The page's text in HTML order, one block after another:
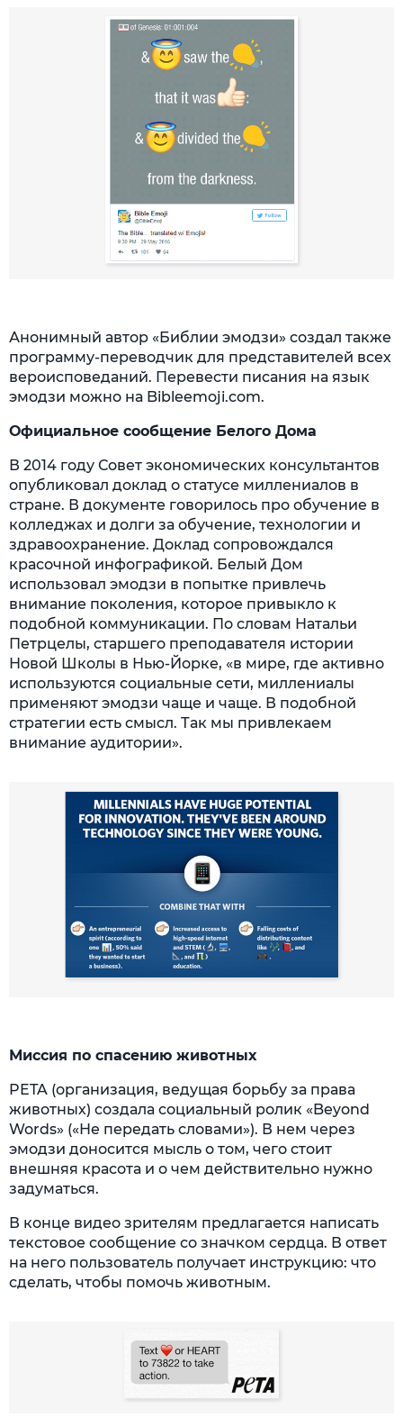
Анонимный автор «Библии эмодзи» создал также
программу-переводчик для представителей всех
вероисповеданий. Перевести писания на язык
эмодзи можно на Bibleemoji.com.
Официальное сообщение Белого Дома
В 2014 году Совет экономических консультантов
опубликовал доклад о статусе миллениалов в
стране. В документе говорилось про обучение в
колледжах и долги за обучение, технологии и
здравоохранение. Доклад сопровождался
красочной инфографикой. Белый Дом
использовал эмодзи в попытке привлечь
внимание поколения, которое привыкло к
подобной коммуникации. По словам Натальи
Петрцелы, старшего преподавателя истории
Новой Школы в Нью-Йорке, «в мире, где активно
используются социальные сети, миллениалы
применяют эмодзи чаще и чаще. В подобной
стратегии есть смысл. Так мы привлекаем
внимание аудитории».
Миссия по спасению животных
PETA (организация, ведущая борьбу за права
животных) создала социальный ролик «Beyond
Words» («Не передать словами»). В нем через
эмодзи доносится мысль о том, чего стоит
внешняя красота и о чем действительно нужно
задуматься.
В конце видео зрителям предлагается написать
текстовое сообщение со значком сердца. В ответ
на него пользователь получает инструкцию: что
сделать, чтобы помочь животным.